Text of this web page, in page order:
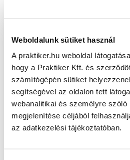
Weboldalunk sütiket használ
A praktiker.hu weboldal
hogy a Praktiker Kft. és
számítógépén sütiket
segítségével az oldalon tett
webanalitikai és személyre szóló
megjelenítése céljából
az adatkezelési tájékoztatóban.
Oldal